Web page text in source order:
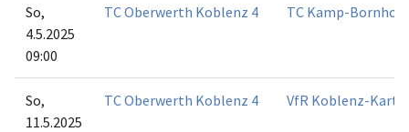
So,
4.5.2025
09:00
TC Oberwerth Koblenz 4 TC Kamp-
So,
11.5.2025
TC Oberwerth Koblenz 4 VfR Koblenz-